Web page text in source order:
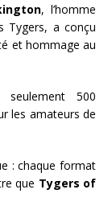
, l’homme
Tygers, a conçu
et hommage au
500
les amateurs de
: chaque format
que Tygers of